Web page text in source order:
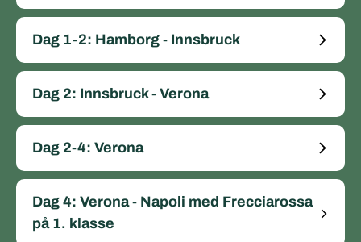
Dag 1-2: Hamborg - Innsbruck
Dag 2: Innsbruck - Verona
Dag 2-4: Verona
Dag 4: Verona - Napoli med Frecciarossa
på 1. klasse